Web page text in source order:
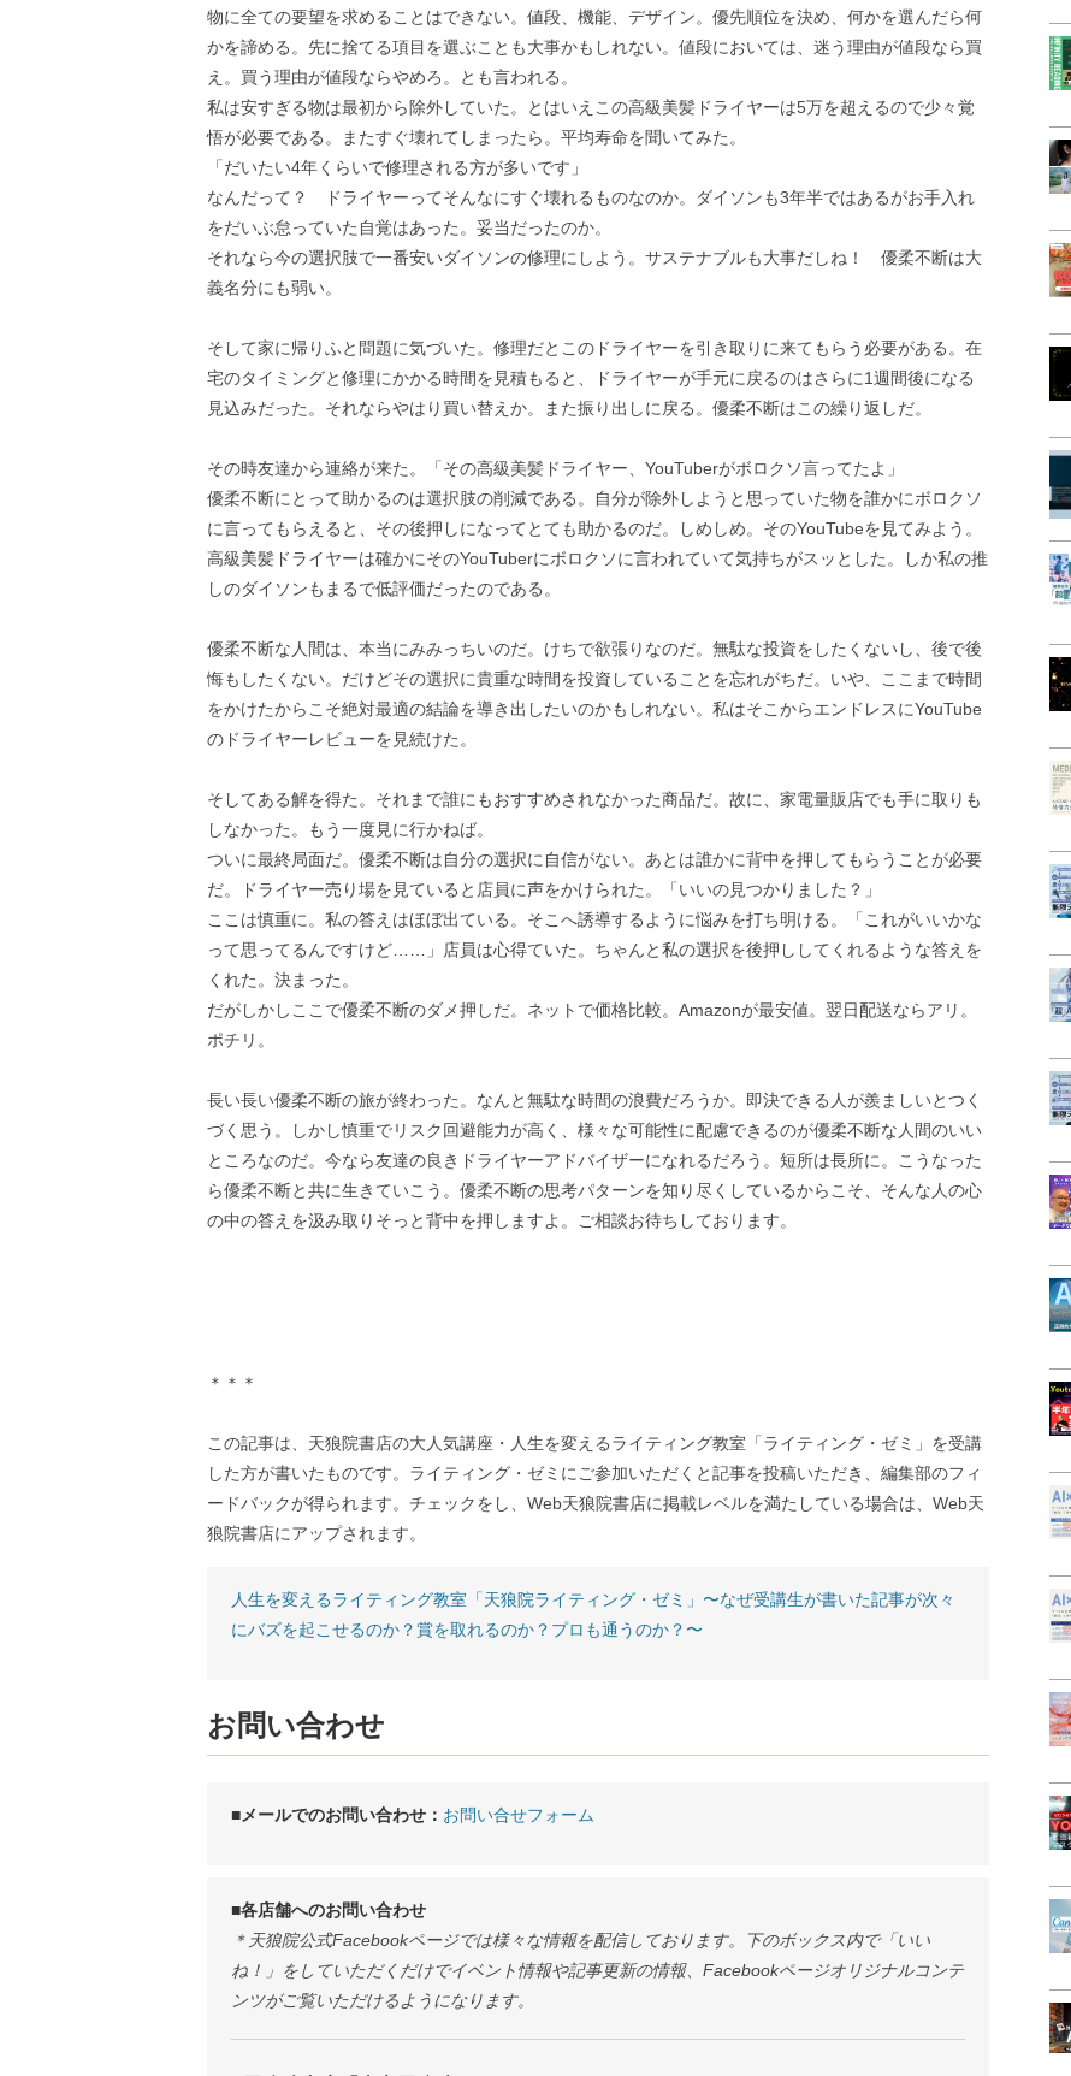
物に全ての要望を求めることはできない。値段、機能、デザイン。優先順位を決め、何かを選んだら何
かを諦める。先に捨てる項目を選ぶことも大事かもしれない。値段においては、迷う理由が値段なら買
え。買う理由が値段ならやめろ。とも言われる。
私は安すぎる物は最初から除外していた。とはいえこの高級美髪ドライヤーは5万を超えるので少々覚
悟が必要である。またすぐ壊れてしまったら。平均寿命を聞いてみた。
「だいたい4年くらいで修理される方が多いです」
なんだって？ ドライヤーってそんなにすぐ壊れるものなのか。ダイソンも3年半ではあるがお手入れ
をだいぶ怠っていた自覚はあった。妥当だったのか。
それなら今の選択肢で一番安いダイソンの修理にしよう。サステナブルも大事だしね！ 優柔不断は大
義名分にも弱い。
そして家に帰りふと問題に気づいた。修理だとこのドライヤーを引き取りに来てもらう必要がある。在
宅のタイミングと修理にかかる時間を見積もると、ドライヤーが手元に戻るのはさらに1週間後になる
見込みだった。それならやはり買い替えか。また振り出しに戻る。優柔不断はこの繰り返しだ。
その時友達から連絡が来た。「その高級美髪ドライヤー、YouTuberがボロクソ言ってたよ」
優柔不断にとって助かるのは選択肢の削減である。自分が除外しようと思っていた物を誰かにボロクソ
に言ってもらえると、その後押しになってとても助かるのだ。しめしめ。そのYouTubeを見てみよう。
高級美髪ドライヤーは確かにそのYouTuberにボロクソに言われていて気持ちがスッとした。しか私の推
しのダイソンもまるで低評価だったのである。
優柔不断な人間は、本当にみみっちいのだ。けちで欲張りなのだ。無駄な投資をしたくないし、後で後
悔もしたくない。だけどその選択に貴重な時間を投資していることを忘れがちだ。いや、ここまで時間
をかけたからこそ絶対最適の結論を導き出したいのかもしれない。私はそこからエンドレスにYouTube
のドライヤーレビューを見続けた。
そしてある解を得た。それまで誰にもおすすめされなかった商品だ。故に、家電量販店でも手に取りも
しなかった。もう一度見に行かねば。
ついに最終局面だ。優柔不断は自分の選択に自信がない。あとは誰かに背中を押してもらうことが必要
だ。ドライヤー売り場を見ていると店員に声をかけられた。「いいの見つかりました？」
ここは慎重に。私の答えはほぼ出ている。そこへ誘導するように悩みを打ち明ける。「これがいいかな
って思ってるんですけど……」店員は心得ていた。ちゃんと私の選択を後押ししてくれるような答えを
くれた。決まった。
だがしかしここで優柔不断のダメ押しだ。ネットで価格比較。Amazonが最安値。翌日配送ならアリ。
ポチリ。
長い長い優柔不断の旅が終わった。なんと無駄な時間の浪費だろうか。即決できる人が羨ましいとつく
づく思う。しかし慎重でリスク回避能力が高く、様々な可能性に配慮できるのが優柔不断な人間のいい
ところなのだ。今なら友達の良きドライヤーアドバイザーになれるだろう。短所は長所に。こうなった
ら優柔不断と共に生きていこう。優柔不断の思考パターンを知り尽くしているからこそ、そんな人の心
の中の答えを汲み取りそっと背中を押しますよ。ご相談お待ちしております。
＊＊＊
この記事は、天狼院書店の大人気講座・人生を変えるライティング教室「ライティング・ゼミ」を受講
した方が書いたものです。ライティング・ゼミにご参加いただくと記事を投稿いただき、編集部のフィ
ードバックが得られます。チェックをし、Web天狼院書店に掲載レベルを満たしている場合は、Web天
狼院書店にアップされます。
人生を変えるライティング教室「天狼院ライティング・ゼミ」〜なぜ受講生が書いた記事が次々
にバズを起こせるのか？賞を取れるのか？プロも通うのか？〜
お問い合わせ
■メールでのお問い合わせ： お問い合せフォーム
■各店舗へのお問い合わせ
＊天狼院公式Facebookページでは様々な情報を配信しております。下のボックス内で「いい
ね！」をしていただくだけでイベント情報や記事更新の情報、Facebookページオリジナルコンテ
ンツがご覧いただけるようになります。